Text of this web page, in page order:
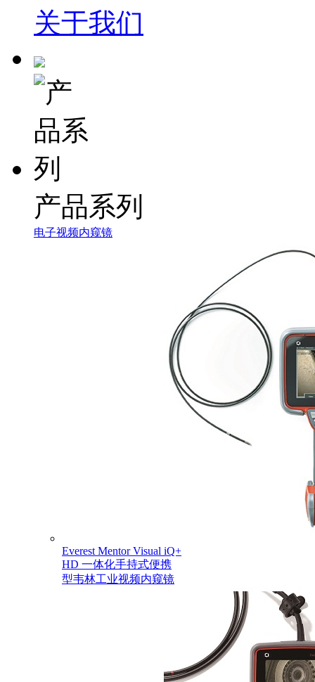
关于我们
产品系列
电子视频内窥镜
Everest Mentor Visual iQ+
HD 一体化手持式便携
型韦林工业视频内窥镜